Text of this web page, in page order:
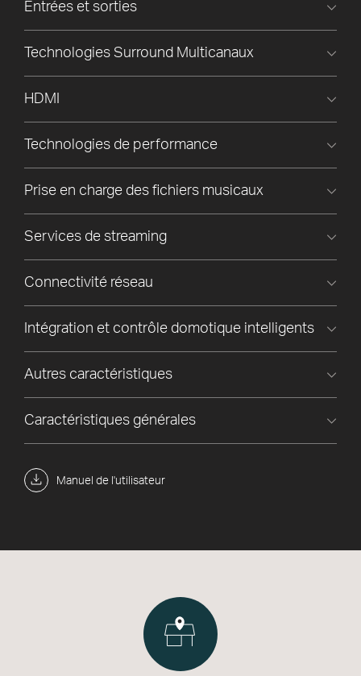
Manuel de l'utilisateur
Entrées et sorties
Technologies Surround Multicanaux
HDMI
Technologies de performance
Prise en charge des fichiers musicaux
Services de streaming
Connectivité réseau
Intégration et contrôle domotique intelligents
Autres caractéristiques
Caractéristiques générales